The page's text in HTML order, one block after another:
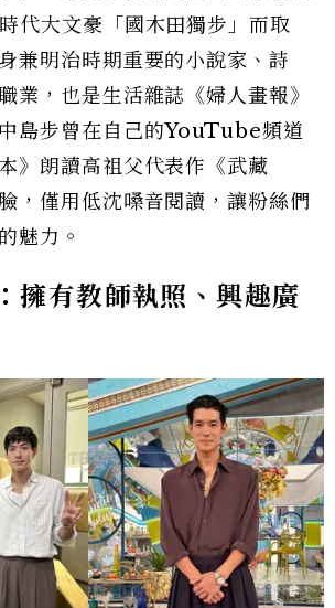
代大文豪「國木田獨步」而取
兼明治時期重要的小說家、詩
業，也是生活雜誌《婦人畫報》
島步曾在自己的YouTube頻道
》朗讀高祖父代表作《武藏
，僅用低沈嗓音閱讀，讓粉絲們
魅力。
擁有教師執照、興趣廣